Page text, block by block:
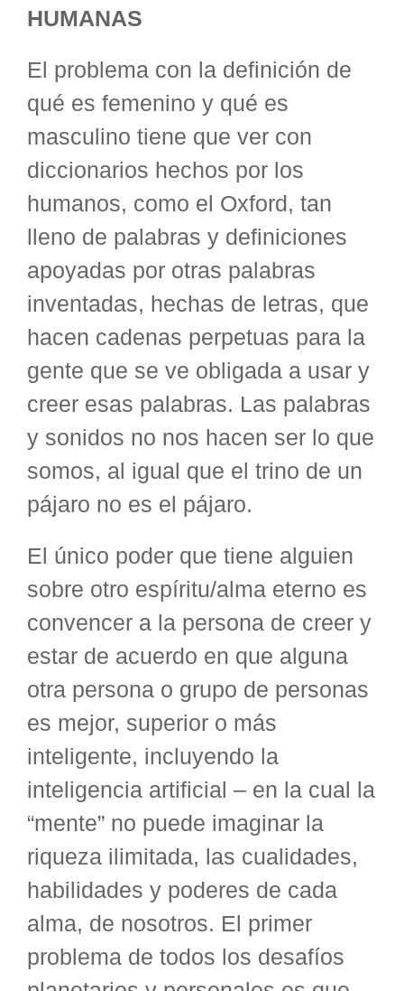
HUMANAS
El problema con la definición de
qué es femenino y qué es
masculino tiene que ver con
diccionarios hechos por los
humanos, como el Oxford, tan
lleno de palabras y definiciones
apoyadas por otras palabras
inventadas, hechas de letras, que
hacen cadenas perpetuas para la
gente que se ve obligada a usar y
creer esas palabras. Las palabras
y sonidos no nos hacen ser lo que
somos, al igual que el trino de un
pájaro no es el pájaro.
El único poder que tiene alguien
sobre otro espíritu/alma eterno es
convencer a la persona de creer y
estar de acuerdo en que alguna
otra persona o grupo de personas
es mejor, superior o más
inteligente, incluyendo la
inteligencia artificial – en la cual la
“mente” no puede imaginar la
riqueza ilimitada, las cualidades,
habilidades y poderes de cada
alma, de nosotros. El primer
problema de todos los desafíos